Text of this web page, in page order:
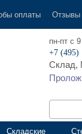
оплаты Отзывы
пн-пт с
+7 (495)
Склад,
Складские